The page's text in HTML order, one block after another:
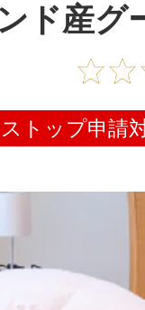
ド産グ
トップ申請